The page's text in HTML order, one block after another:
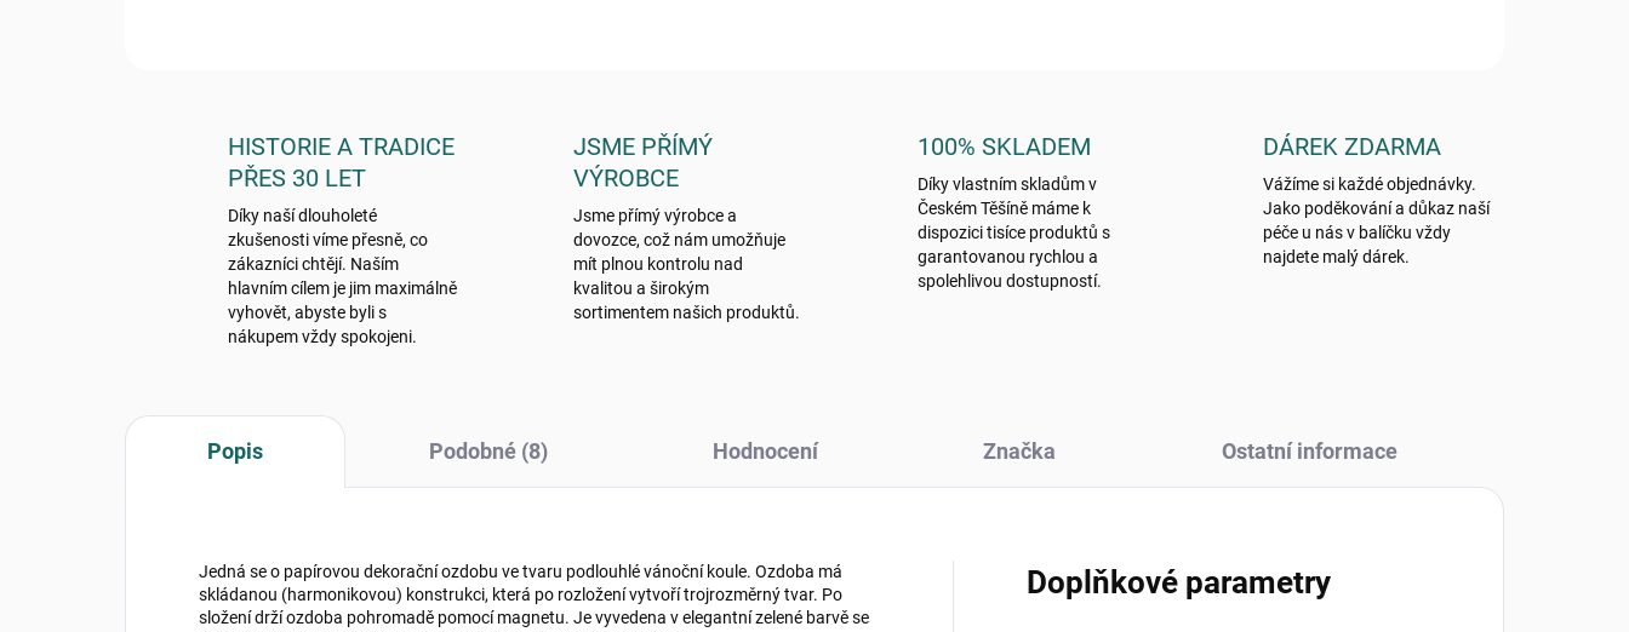
HISTORIE A TRADICE
PŘES 30 LET
Díky naší dlouholeté
zkušenosti víme přesně, co
zákazníci chtějí. Naším
hlavním cílem je jim maximálně
vyhovět, abyste byli s
nákupem vždy spokojeni.
JSME PŘÍMÝ
VÝROBCE
Jsme přímý výrobce a
dovozce, což nám umožňuje
mít plnou kontrolu nad
kvalitou a širokým
sortimentem našich produktů.
100% SKLADEM
Díky vlastním skladům v
Českém Těšíně máme k
dispozici tisíce produktů s
garantovanou rychlou a
spolehlivou dostupností.
DÁREK ZDARMA
Vážíme si každé objednávky.
Jako poděkování a důkaz naší
péče u nás v balíčku vždy
najdete malý dárek.
Popis Podobné (8) Hodnocení Značka Ostatní informace
Jedná se o papírovou dekorační ozdobu ve tvaru podlouhlé vánoční koule. Ozdoba má
skládanou (harmonikovou) konstrukci, která po rozložení vytvoří trojrozměrný tvar. Po
složení drží ozdoba pohromadě pomocí magnetu. Je vyvedena v elegantní zelené barvě se
Doplňkové parametry